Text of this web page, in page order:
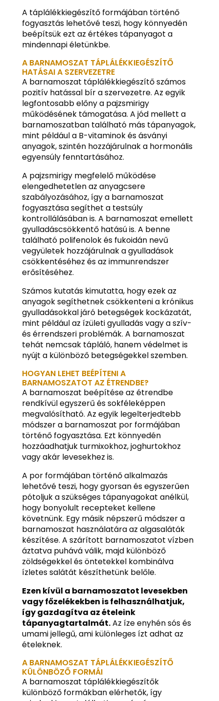
A táplálékkiegészítő formájában történő
fogyasztás lehetővé teszi, hogy könnyedén
beépítsük ezt az értékes tápanyagot a
mindennapi életünkbe.
A BARNAMOSZAT TÁPLÁLÉKKIEGÉSZÍTŐ
HATÁSAI A SZERVEZETRE
A barnamoszat táplálékkiegészítő számos
pozitív hatással bír a szervezetre. Az egyik
legfontosabb előny a pajzsmirigy
működésének támogatása. A jód mellett a
barnamoszatban található más tápanyagok,
mint például a B-vitaminok és ásványi
anyagok, szintén hozzájárulnak a hormonális
egyensúly fenntartásához.
A pajzsmirigy megfelelő működése
elengedhetetlen az anyagcsere
szabályozásához, így a barnamoszat
fogyasztása segíthet a testsúly
kontrollálásában is. A barnamoszat emellett
gyulladáscsökkentő hatású is. A benne
található polifenolok és fukoidán nevű
vegyületek hozzájárulnak a gyulladások
csökkentéséhez és az immunrendszer
erősítéséhez.
Számos kutatás kimutatta, hogy ezek az
anyagok segíthetnek csökkenteni a krónikus
gyulladásokkal járó betegségek kockázatát,
mint például az ízületi gyulladás vagy a szív-
és érrendszeri problémák. A barnamoszat
tehát nemcsak tápláló, hanem védelmet is
nyújt a különböző betegségekkel szemben.
HOGYAN LEHET BEÉPÍTENI A
BARNAMOSZATOT AZ ÉTRENDBE?
A barnamoszat beépítése az étrendbe
rendkívül egyszerű és sokféleképpen
megvalósítható. Az egyik legelterjedtebb
módszer a barnamoszat por formájában
történő fogyasztása. Ezt könnyedén
hozzáadhatjuk turmixokhoz, joghurtokhoz
vagy akár levesekhez is.
A por formájában történő alkalmazás
lehetővé teszi, hogy gyorsan és egyszerűen
pótoljuk a szükséges tápanyagokat anélkül,
hogy bonyolult recepteket kellene
követnünk. Egy másik népszerű módszer a
barnamoszat használatára az algasaláták
készítése. A szárított barnamoszatot vízben
áztatva puhává válik, majd különböző
zöldségekkel és öntetekkel kombinálva
ízletes salátát készíthetünk belőle.
Ezen kívül a barnamoszatot levesekben
vagy főzelékekben is felhasználhatjuk,
így gazdagítva az ételeink
tápanyagtartalmát.Az íze enyhén sós és
umami jellegű, ami különleges ízt adhat az
ételeknek.
A BARNAMOSZAT TÁPLÁLÉKKIEGÉSZÍTŐ
KÜLÖNBÖZŐ FORMÁI
A barnamoszat táplálékkiegészítők
különböző formákban elérhetők, így